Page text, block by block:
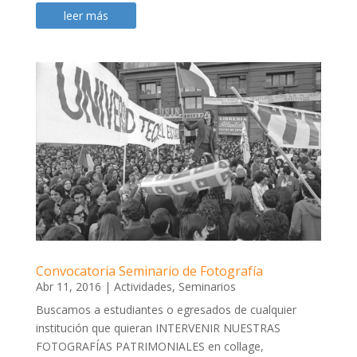
leer más
Convocatoria Seminario de Fotografía
Abr 11, 2016 | Actividades, Seminarios
Buscamos a estudiantes o egresados de cualquier
institución que quieran INTERVENIR NUESTRAS
FOTOGRAFÍAS PATRIMONIALES en collage,